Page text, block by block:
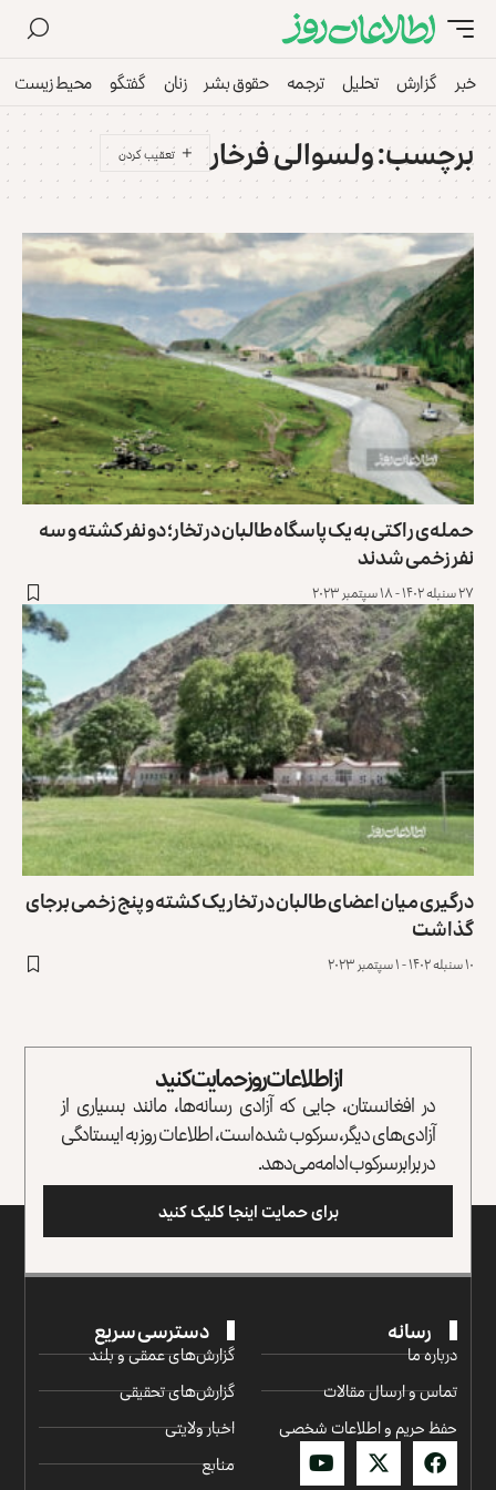
خبر گزارش تحلیل ترجمه حقوق بشر زنان گفتگو محیط زیست
برچسب:ولسوالی فرخار
حمله‌ی راکتی به یک پاسگاه طالبان در تخار؛ دو نفر کشته و سه
نفر زخمی شدند
۲۷ سنبله ۱۴۰۲ - ۱۸ سپتمبر ۲۰۲۳
درگیری میان اعضای طالبان در تخار یک کشته و پنج زخمی برجای
گذاشت
۱۰ سنبله ۱۴۰۲ - ۱ سپتمبر ۲۰۲۳
از اطلاعات روز حمایت کنید
در افغانستان، جایی که آزادی رسانه‌ها، مانند بسیاری از
آزادی‌های دیگر، سرکوب شده است، اطلاعات روز به ایستادگی
در برابر سرکوب ادامه می‌دهد.
برای حمایت اینجا کلیک کنید
رسانه
درباره ما
تماس و ارسال مقالات
حفظ حریم و اطلاعات شخصی
دسترسی سریع
گزارش‌‌های عمقی و بلند
گزارش‌های تحقیقی
اخبار ولایتی
منابع